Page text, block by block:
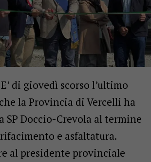
E’ di giovedì scorso l’ultimo
la Provincia di Vercelli ha
SP Doccio-Crevola al termine
e asfaltatura.
al presidente provinciale